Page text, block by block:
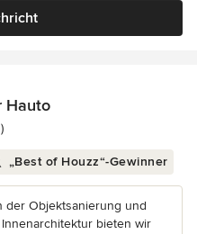
Hauto
von 5 Sternen
„Best of Houzz“-Gewinner
der Objektsanierung und
bieten wir